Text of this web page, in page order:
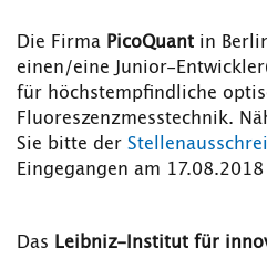
Die Firma PicoQuant in
einen/eine Junior-
für höchstempfindliche
Fluoreszenzmesstechnik.
Sie bitte der
Eingegangen am 17.08.2018
Das Leibniz-Institut für